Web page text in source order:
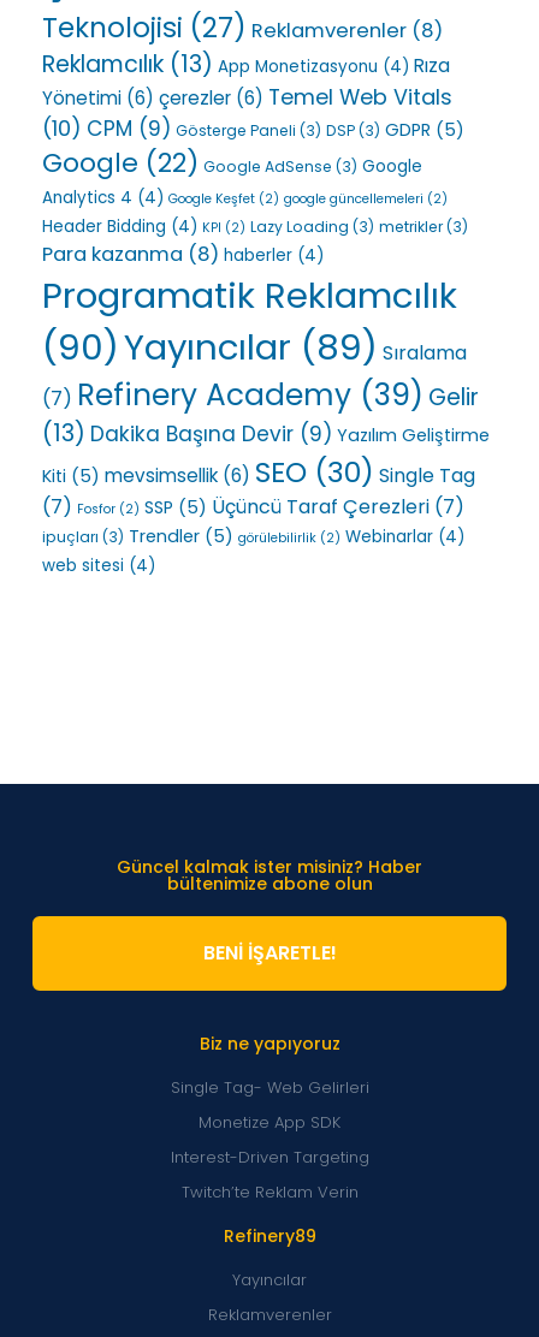
Teknolojisi (27) Reklamverenler (8)
Reklamcılık (13) App Monetizasyonu (4) Rıza
Yönetimi (6) çerezler (6) Temel Web Vitals
(10) CPM (9) Gösterge Paneli (3) DSP(3) GDPR (5)
Google (22) Google AdSense (3) Google
Analytics 4 (4) Google Keşfet (2) google güncellemeleri (2)
Header Bidding (4) KPI (2) Lazy Loading (3) metrikler(3)
Para kazanma (8) haberler (4)
Programatik Reklamcılık
(90)Yayıncılar (89) Sıralama
(7) Refinery Academy (39) Gelir
(13) Dakika Başına Devir (9) Yazılım Geliştirme
Kiti (5) mevsimsellik (6) SEO (30) Single Tag
(7) Fosfor (2) SSP (5) Üçüncü Taraf Çerezleri (7)
ipuçları (3) Trendler (5) görülebilirlik (2) Webinarlar (4)
web sitesi (4)
Refinery89
Yayıncılar
Reklamverenler
Biz ne yapıyoruz
Single Tag- Web Gelirleri
Monetize App SDK
Interest-Driven Targeting
Twitch’te Reklam Verin
Güncel kalmak ister misiniz? Haber
bültenimize abone olun
BENİ İŞARETLE!